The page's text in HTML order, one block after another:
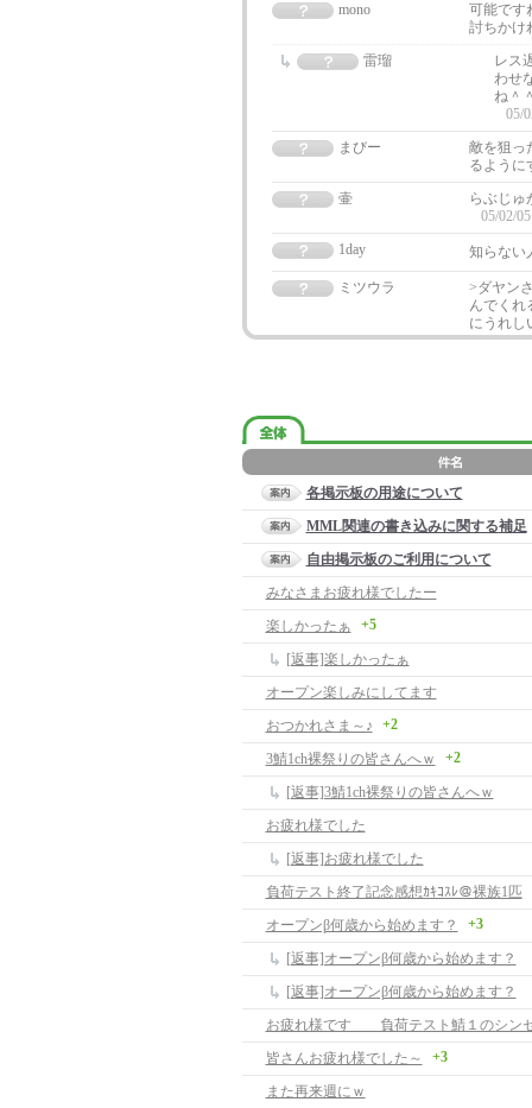
mono
可能です
討ちかけ
雷瑠
レス
わせ
ね＾
05/
まびー
敵を狙っ
るように
壷
らぶじゅ
05/02/
1day
知らない
ミツウラ
>ダヤン
んでくれ
にうれし
各掲示板の用途について
MML関連の書き込みに関する補足
自由掲示板のご利用について
みなさまお疲れ様でしたー
楽しかったぁ
+5
[返事]楽しかったぁ
オープン楽しみにしてます
おつかれさま～♪
+2
3鯖1ch裸祭りの皆さんへｗ +2
[返事]3鯖1ch裸祭りの皆さんへｗ
お疲れ様でした
[返事]お疲れ様でした
負荷テスト終了記念感想ｶｷｺｽﾚ＠裸族1匹
オープンβ何歳から始めます？ +3
[返事]オープンβ何歳から始めます？
[返事]オープンβ何歳から始めます？
お疲れ様です 負荷テスト鯖１のシン
皆さんお疲れ様でした～
+3
また再来週にｗ